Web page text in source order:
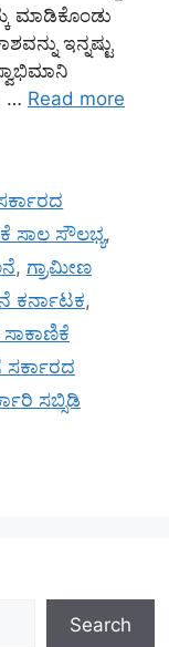
ಮಾಡಿಕೊಂಡು
ಇನ್ನಷ್ಟು
… Read more
ಸಾಲ ಸೌಲಭ್ಯ,
, ಗ್ರಾಮೀಣ
ಕರ್ನಾಟಕ,
ಸರ್ಕಾರದ
ಸಬ್ಸಿಡಿ
Search